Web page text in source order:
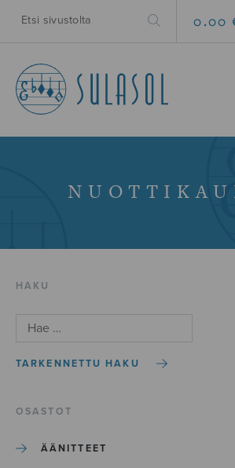
0.00
HAKU
TARKENNETTU HAKU
OSASTOT
ÄÄNITTEET